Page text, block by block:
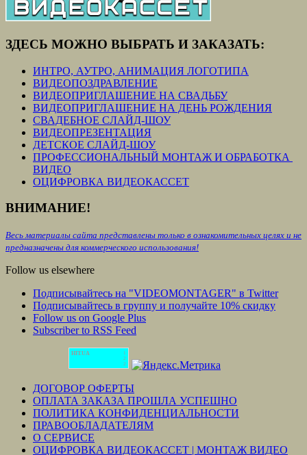
ЗДЕСЬ МОЖНО ВЫБРАТЬ И ЗАКАЗАТЬ:
ИНТРО, АУТРО, АНИМАЦИЯ ЛОГОТИПА
ВИДЕОПОЗДРАВЛЕНИЕ
ВИДЕОПРИГЛАШЕНИЕ НА СВАДЬБУ
ВИДЕОПРИГЛАШЕНИЕ НА ДЕНЬ РОЖДЕНИЯ
СВАДЕБНОЕ СЛАЙД-ШОУ
ВИДЕОПРЕЗЕНТАЦИЯ
ДЕТСКОЕ СЛАЙД-ШОУ
ПРОФЕССИОНАЛЬНЫЙ МОНТАЖ И ОБРАБОТКА
ВИДЕО
ОЦИФРОВКА ВИДЕОКАССЕТ
ВНИМАНИЕ!
Весь материалы сайта представлены только в ознакомительных целях и не
предназначены для коммерческого использования!
Follow us elsewhere
Подписывайтесь на "VIDEOMONTAGER" в Twitter
Подписывайтесь в группу и получайте 10% скидку
Follow us on Google Plus
Subscriber to RSS Feed
HIT.UA
1
2
2
ДОГОВОР ОФЕРТЫ
ОПЛАТА ЗАКАЗА ПРОШЛА УСПЕШНО
ПОЛИТИКА КОНФИДЕНЦИАЛЬНОСТИ
ПРАВООБЛАДАТЕЛЯМ
О СЕРВИСЕ
ОЦИФРОВКА ВИДЕОКАССЕТ | МОНТАЖ ВИДЕО